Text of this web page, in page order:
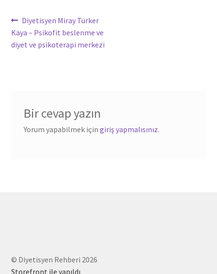
Yazı
dolaşımı
Önceki
yazı:
Diyetisyen Miray Türker
Kaya – Psikofit beslenme ve
diyet ve psikoterapi merkezi
Bir cevap yazın
Yorum yapabilmek için giriş yapmalısınız.
© Diyetisyen Rehberi 2026
Storefront ile yapıldı.